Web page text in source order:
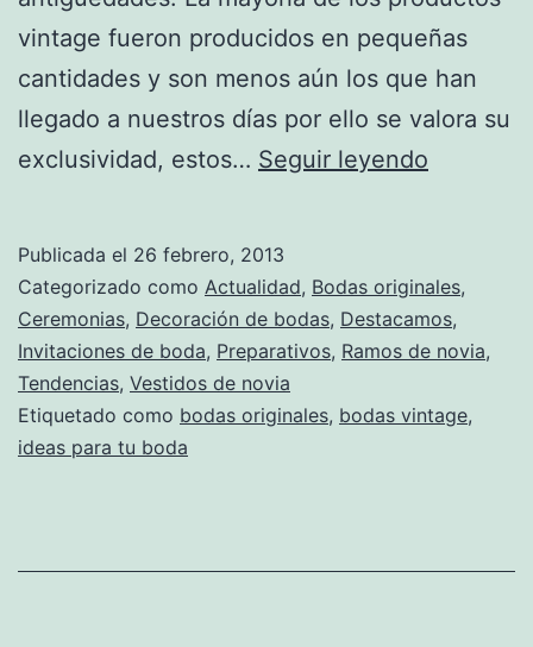
vintage fueron producidos en pequeñas
cantidades y son menos aún los que han
llegado a nuestros días por ello se valora su
exclusividad, estos… Seguir leyendo
vintage
Publicada el 26 febrero, 2013
Categorizado como Actualidad, Bodas originales,
Ceremonias, Decoración de bodas, Destacamos,
Invitaciones de boda, Preparativos, Ramos de novia,
Tendencias, Vestidos de novia
Etiquetado como bodas originales, bodas vintage,
ideas para tu boda